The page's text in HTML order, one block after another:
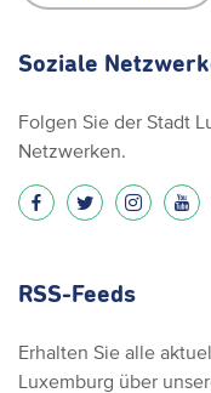
Soziale
Folgen Sie der Stadt
Netzwerken.
RSS-Feeds
Erhalten Sie alle
Luxemburg über